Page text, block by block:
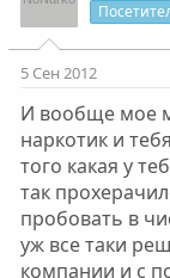
5 Сен 2012
И вообще мое
наркотик и
того какая у
так
пробовать в
уж все таки
компании и с